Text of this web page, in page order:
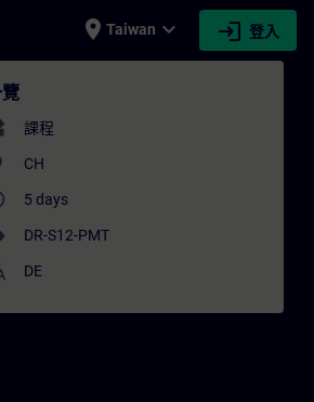
place Taiwan expand_more login 登入
- 培訓 - 專業發展 |
課程
CH
5 days
DR-S12-PMT
DE